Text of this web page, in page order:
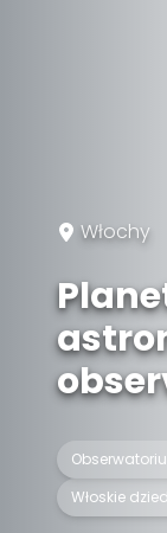
Włochy
Włoskie